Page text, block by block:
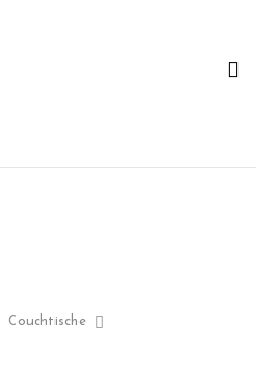
Couchtische